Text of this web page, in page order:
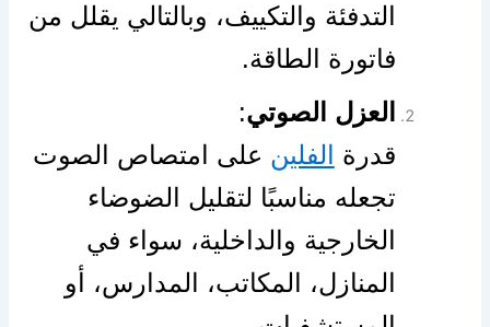
التدفئة والتكييف، وبالتالي يقلل من
فاتورة الطاقة.
العزل الصوتي:
قدرة
الفلين على امتصاص الصوت
تجعله مناسبًا لتقليل الضوضاء
الخارجية والداخلية، سواء في
المنازل، المكاتب، المدارس، أو